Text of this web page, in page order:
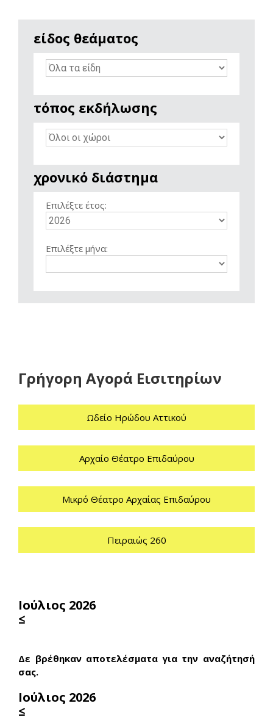
είδος θεάματος
τόπος εκδήλωσης
χρονικό διάστημα
Επιλέξτε έτος:
Επιλέξτε μήνα:
Γρήγορη Αγορά Εισιτηρίων
Ωδείο Ηρώδου Αττικού
Αρχαίο Θέατρο Επιδαύρου
Μικρό Θέατρο Αρχαίας Επιδαύρου
Πειραιώς 260
Ιούλιος 2026
≤
Δε βρέθηκαν αποτελέσματα για την αναζήτησή
σας.
Ιούλιος 2026
≤